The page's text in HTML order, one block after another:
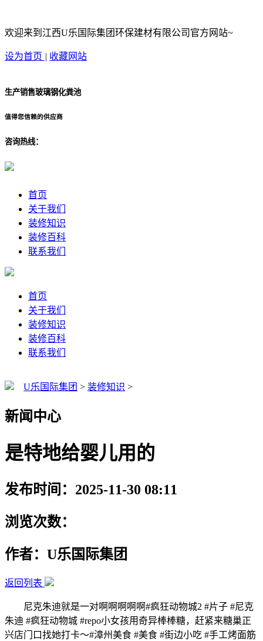
欢迎来到江西U乐国际集团环保建材有限公司官方网站~
设为首页 | 收藏网站
生产销售玻璃钢化粪池
值得您信赖的供应商
咨询热线：
首页
关于我们
装修知识
装修百科
联系我们
首页
关于我们
装修知识
装修百科
联系我们
U乐国际集团 > 装修知识 >
新闻中心
是特地给婴儿用的
发布时间：2025-11-30 08:11
浏览次数：
作者：U乐国际集团
返回列表
尼克朱迪就是一对啊啊啊啊啊#疯狂动物城2 #片子 #尼克
朱迪 #疯狂动物城 #repo小女孩用奇异棒棒糖，赶紧来糖巢正
兴店门口找她打卡～#漳州美食 #美食 #街边小吃 #手工烤面筋